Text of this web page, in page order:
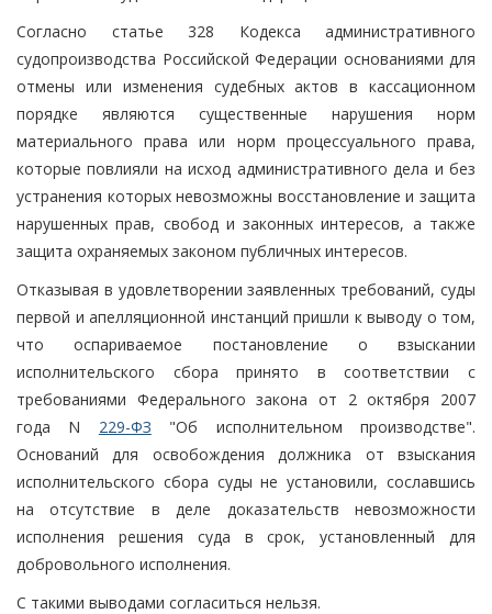
Согласно статье 328 Кодекса административного
судопроизводства Российской Федерации основаниями для
отмены или изменения судебных актов в кассационном
порядке являются существенные нарушения норм
материального права или норм процессуального права,
которые повлияли на исход административного дела и без
устранения которых невозможны восстановление и защита
нарушенных прав, свобод и законных интересов, а также
защита охраняемых законом публичных интересов.
Отказывая в удовлетворении заявленных требований, суды
первой и апелляционной инстанций пришли к выводу о том,
что оспариваемое постановление о взыскании
исполнительского сбора принято в соответствии с
требованиями Федерального закона от 2 октября 2007
года N 229-ФЗ "Об исполнительном производстве".
Оснований для освобождения должника от взыскания
исполнительского сбора суды не установили, сославшись
на отсутствие в деле доказательств невозможности
исполнения решения суда в срок, установленный для
добровольного исполнения.
С такими выводами согласиться нельзя.